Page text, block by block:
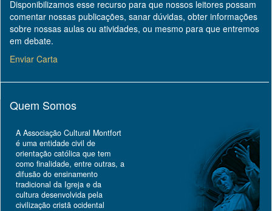
Disponibilizamos esse recurso para que nossos leitores possam
comentar nossas publicações, sanar dúvidas, obter informações
sobre nossas aulas ou atividades, ou mesmo para que entremos
em debate.
Enviar Carta
Quem Somos
A Associação Cultural Montfort
é uma entidade civil de
orientação católica que tem
como finalidade, entre outras, a
difusão do ensinamento
tradicional da Igreja e da
cultura desenvolvida pela
civilização cristã ocidental